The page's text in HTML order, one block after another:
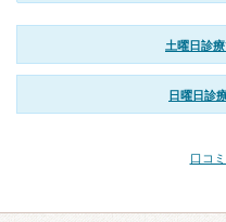
土曜日診
日曜日診
口コ